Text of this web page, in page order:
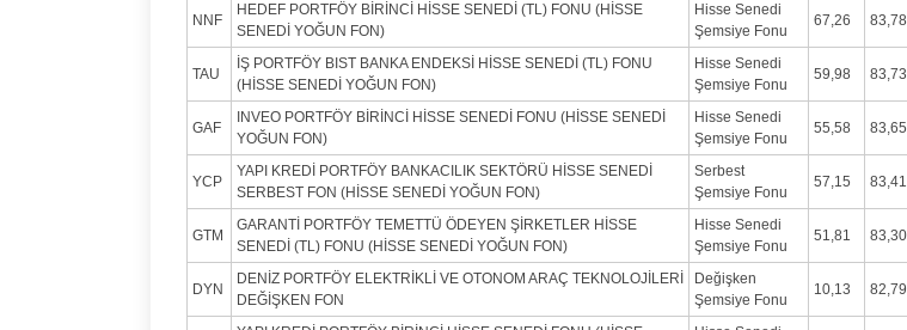
NNF
HEDEF PORTFÖY BİRİNCİ HİSSE SENEDİ (TL) FONU (HİSSE
SENEDİ YOĞUN FON)
Hisse Senedi
Şemsiye Fonu
67,26 83,78
TAU
İŞ PORTFÖY BIST BANKA ENDEKSİ HİSSE SENEDİ (TL) FONU
(HİSSE SENEDİ YOĞUN FON)
Hisse Senedi
Şemsiye Fonu
59,98 83,73
GAF
INVEO PORTFÖY BİRİNCİ HİSSE SENEDİ FONU (HİSSE SENEDİ
YOĞUN FON)
Hisse Senedi
Şemsiye Fonu
55,58 83,65
YCP
YAPI KREDİ PORTFÖY BANKACILIK SEKTÖRÜ HİSSE SENEDİ
SERBEST FON (HİSSE SENEDİ YOĞUN FON)
Serbest
Şemsiye Fonu
57,15 83,41
GTM
GARANTİ PORTFÖY TEMETTÜ ÖDEYEN ŞİRKETLER HİSSE
SENEDİ (TL) FONU (HİSSE SENEDİ YOĞUN FON)
Hisse Senedi
Şemsiye Fonu
51,81 83,30
DYN
DENİZ PORTFÖY ELEKTRİKLİ VE OTONOM ARAÇ TEKNOLOJİLERİ
DEĞİŞKEN FON
Değişken
Şemsiye Fonu
10,13 82,79